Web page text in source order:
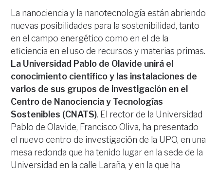
La nanociencia y la nanotecnología están abriendo
nuevas posibilidades para la sostenibilidad, tanto
en el campo energético como en el de la
eficiencia en el uso de recursos y materias primas.
La Universidad Pablo de Olavide unirá el
conocimiento científico y las instalaciones de
varios de sus grupos de investigación en el
Centro de Nanociencia y Tecnologías
Sostenibles (CNATS). El rector de la Universidad
Pablo de Olavide, Francisco Oliva, ha presentado
el nuevo centro de investigación de la UPO, en una
mesa redonda que ha tenido lugar en la sede de la
Universidad en la calle Laraña, y en la que ha